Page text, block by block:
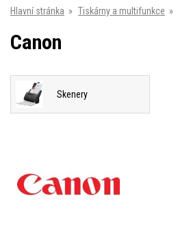
Hlavní stránka » Tiskárny a multifunkce »
Canon
Skenery